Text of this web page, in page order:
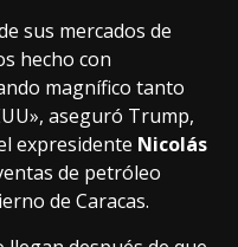
sus mercados de
hecho con
magnífico tanto
aseguró Trump,
expresidente Nicolás
de petróleo
de Caracas.